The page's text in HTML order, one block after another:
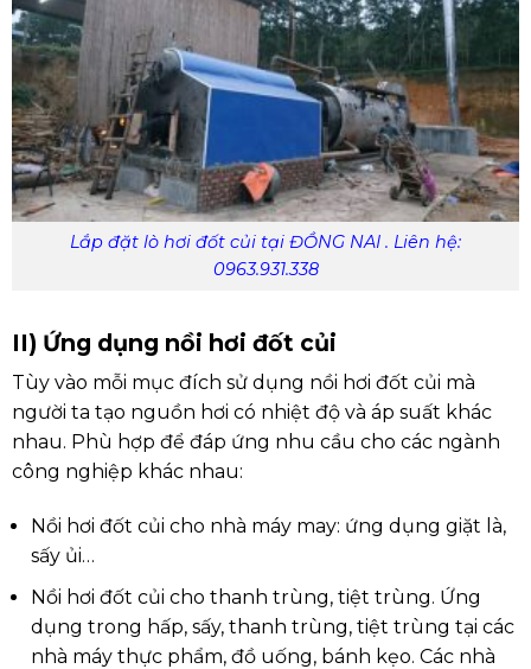
Lắp đặt lò hơi đốt củi tại ĐỒNG NAI . Liên hệ:
0963.931.338
II) Ứng dụng nồi hơi đốt củi
Tùy vào mỗi mục đích sử dụng nồi hơi đốt củi mà
người ta tạo nguồn hơi có nhiệt độ và áp suất khác
nhau. Phù hợp để đáp ứng nhu cầu cho các ngành
công nghiệp khác nhau:
Nồi hơi đốt củi cho nhà máy may: ứng dụng giặt là,
sấy ủi…
Nồi hơi đốt củi cho thanh trùng, tiệt trùng. Ứng
dụng trong hấp, sấy, thanh trùng, tiệt trùng tại các
nhà máy thực phẩm, đồ uống, bánh kẹo. Các nhà